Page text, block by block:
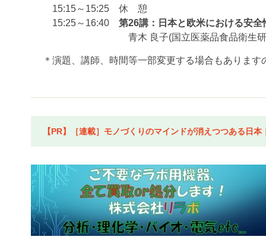
15:15～15:25 休 憩
15:25～16:40 第26講：日本と欧米における安全
青木 良子(国立医薬品食品衛生研究所
＊演題、講師、時間等一部変更する場合もありま
【PR】［連載］モノづくりのマインドが消えつつある日